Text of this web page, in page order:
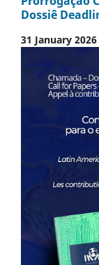
Dossiê
31 January 2026